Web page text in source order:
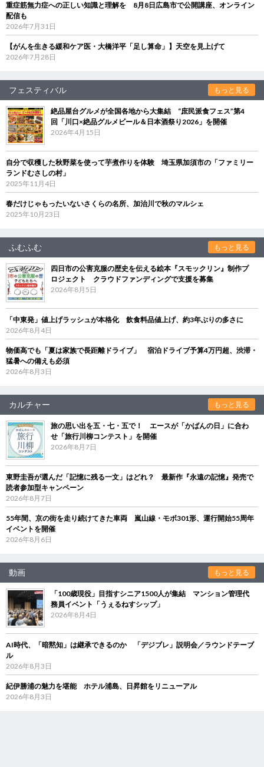
重症筋無力症への正しい知識と理解を 8月8日広島市で公開講座、オンライン
配信も
2026年7月31日
【がんを生きる緩和ケア医・大橋洋平「足し算命」】天空を見上げて
2026年7月28日
フェスティバル もっと見る
絶品屋台グルメが全国各地から大集結 “庶民派食フェス”第4
回「川口×絶品グルメビール＆日本酒祭り2026」を開催
2026年4月15日
自分で収穫した秋野菜を使って芋煮作りを体験 埼玉県加須市の「ファミリー
ランドむさしの村」
2025年11月4日
春だけじゃもったいないさくらの名所、加治川で秋のマルシェ
2025年10月23日
ふむふむ もっと見る
四日市の公害克服の歴史を伝える絵本『スモックリン』制作プ
ロジェクト クラウドファンディングで支援を募集
2026年8月5日
「中東発」値上げラッシュが本格化 飲食料品値上げ、約3年ぶりの多さに
2026年8月4日
物価高でも「夏は家族で長距離ドライブ」 宿泊ドライブ予算4万円超、渋滞・
猛暑への備えも必須
2026年8月3日
カルチャー もっと見る
旅の思い出を五・七・五で！ エースが「かばんの日」に合わ
せ「旅行川柳コンテスト」を開催
2026年8月7日
東野圭吾が選んだ「記憶に残る一文」はどれ？ 最新作『永遠の記憶』発売で
読者参加型キャンペーン
2026年8月7日
55年間、京の街を走り続けてきた車両 嵐山線・モボ301形、運行開始55周年
イベントを開催
2026年8月6日
動画 もっと見る
「100歳現役」目指すシニア1500人が集結 マンション管理代
務員イベント「うぇるねすシップ」
2026年8月4日
AI時代、「暗黙知」は継承できるのか 「デジブレ」説明会／ラウンドテーブ
ル
2026年8月3日
紀伊勝浦の魅力を堪能 ホテル浦島、日昇館をリニューアル
2026年8月3日